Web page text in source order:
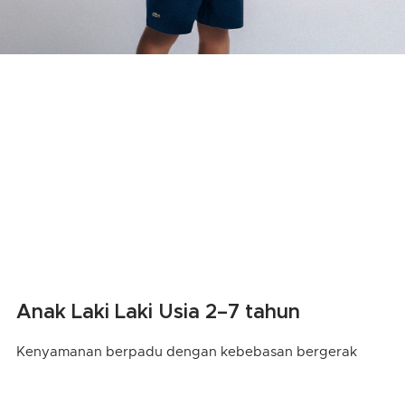
Anak Laki Laki Usia 2–7 tahun
Kenyamanan berpadu dengan kebebasan bergerak